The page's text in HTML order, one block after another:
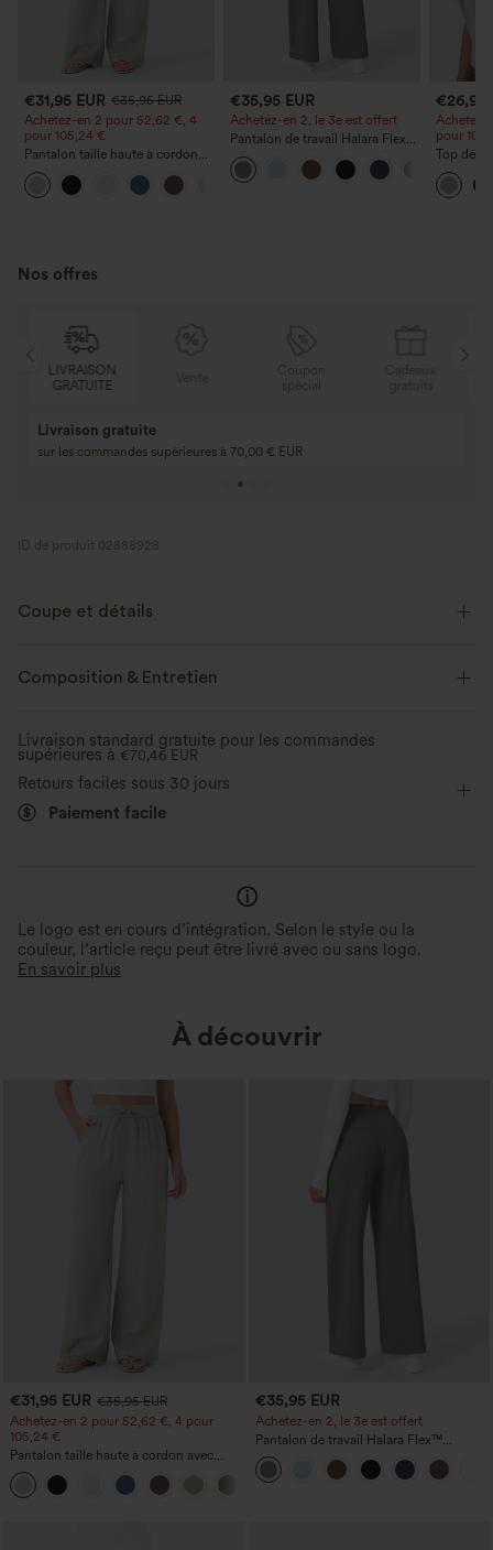
€31,95 EUR €35,95 EUR
Achetez-en 2 pour 52,62 €, 4
pour 105,24 €
Pantalon taille haute à cordon
avec poches, jambe large et
coupe ample, style décontracté,
effet lin
€35,95 EUR
Achetez-en 2, le 3e est offert
Pantalon de travail Halara Flex™
DayStretch à taille haute, avec
poches et coupe droite
€26,95
Achetez-
pour
Top
ronde,
et coupe
Nos offres
Vente
3 achetés, 1 offert
Achetez 4 pour 3, achetez 8 pour 6
ID de produit 02888928
Coupe et détails
Short intégré Taille plate
Danse Mini Taille haute
Composition & Entretien
Livraison standard gratuite pour les commandes
supérieures à €70,46 EUR
Retours faciles sous 30 jours
Paiement facile
Le logo est en cours d’intégration. Selon le style ou la
couleur, l’article reçu peut être livré avec ou sans logo.
En savoir plus
À découvrir
€31,95 EUR €35,95 EUR
Achetez-en 2 pour 52,62 €, 4 pour
105,24 €
Pantalon taille haute à cordon avec
poches, jambe large et coupe ample,
style décontracté, effet lin
€35,95 EUR
Achetez-en 2, le 3e est offert
Pantalon de travail Halara Flex™
DayStretch à taille haute, avec poches et
coupe droite